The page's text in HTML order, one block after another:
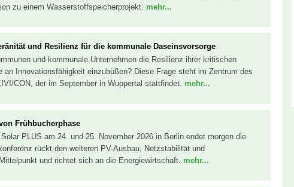
zu einem Wasserstoffspeicherprojekt. mehr...
und Resilienz für die kommunale Daseinsvorsorge
und kommunale Unternehmen die Resilienz ihrer kritischen
an Innovationsfähigkeit einzubüßen? Diese Frage steht im Zentrum des
CON, der im September in Wuppertal stattfindet. mehr...
Frühbucherphase
PLUS am 24. und 25. November 2026 in Berlin endet morgen die
rückt den weiteren PV-Ausbau, Netzstabilität und
und richtet sich an die Energiewirtschaft. mehr...